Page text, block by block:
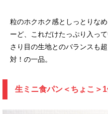
粒のホクホク感としっとりな
ーど、これだけたっぷり入っ
さり目の生地とのバランスも
対！の一品。
生ミニ食パン＜ちょこ＞1